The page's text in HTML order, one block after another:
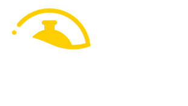
contenido